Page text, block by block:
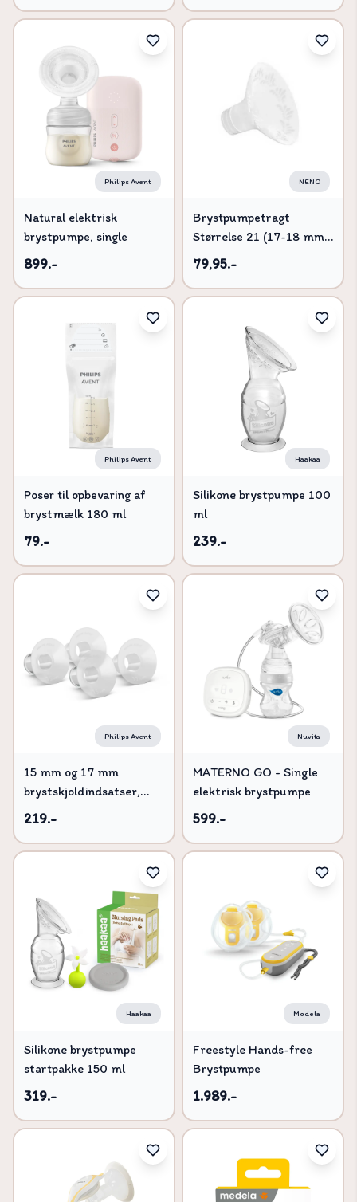
Philips Avent
Natural elektrisk
brystpumpe, single
899.-
NENO
Brystpumpetragt
Størrelse 21 (17-18 mm)
1 stk
79,95.-
Philips Avent
Poser til opbevaring af
brystmælk 180 ml
79.-
Haakaa
Silikone brystpumpe 100
ml
239.-
Philips Avent
15 mm og 17 mm
brystskjoldindsatser,
håndfri.
219.-
Nuvita
MATERNO GO - Single
elektrisk brystpumpe
599.-
Haakaa
Silikone brystpumpe
startpakke 150 ml
319.-
Medela
Freestyle Hands-free
Brystpumpe
1.989.-